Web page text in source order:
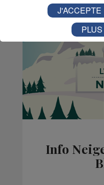
Info
J'ACCEPTE